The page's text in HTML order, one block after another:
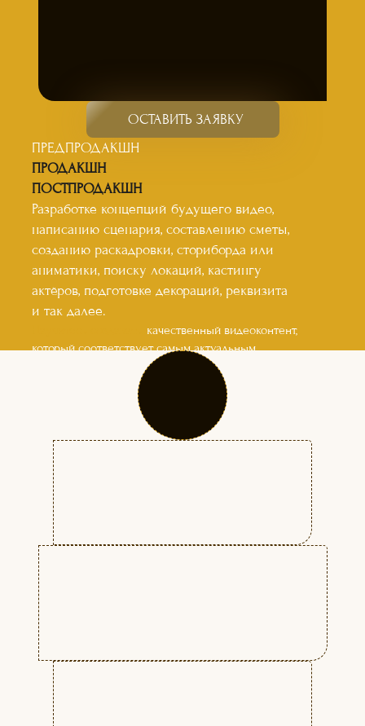
ОСТАВИТЬ ЗАЯВКУ
ПРЕДПРОДАКШН
ПРОДАКШН
ПОСТПРОДАКШН
Разработке концепций будущего видео,
написанию сценария, составлению сметы,
созданию раскадровки, сториборда или
аниматики, поиску локаций, кастингу
актёров, подготовке декораций, реквизита
и так далее.
качественный видеоконтент,
который соответствует самым актуальным
Съёмке (созданию) видео (кино).
Научитесь задействовать
различных специалистов и
многое другое.
Обработке отснятого материала.
Монтажу и прочему.